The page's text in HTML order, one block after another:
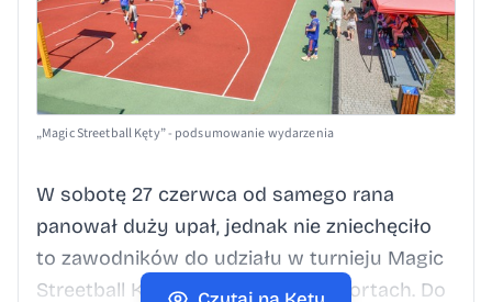
„Magic Streetball Kęty” - podsumowanie wydarzenia
W sobotę 27 czerwca od samego rana
panował duży upał, jednak nie zniechęciło
to zawodników do udziału w turnieju Magic
Streetball Kęty na miejscowych kortach. Do